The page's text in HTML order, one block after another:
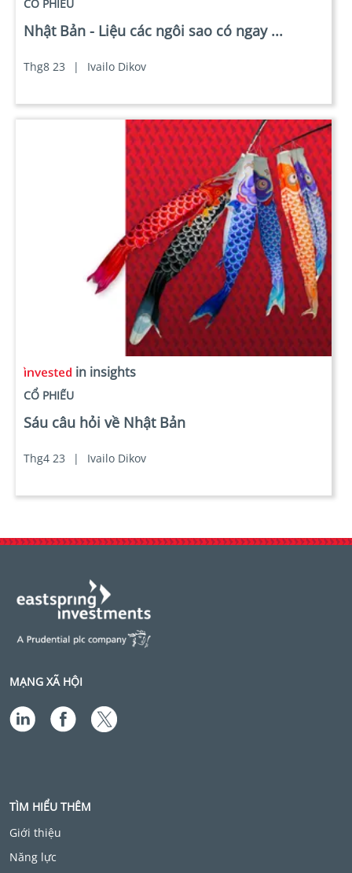
CỔ PHIẾU
Nhật Bản - Liệu các ngôi sao có ngay ...
Thg8 23 | Ivailo Dikov
in insights
CỔ PHIẾU
Sáu câu hỏi về Nhật Bản
Thg4 23 | Ivailo Dikov
MẠNG XÃ HỘI
TÌM HIỂU THÊM
Giới thiệu
Năng lực